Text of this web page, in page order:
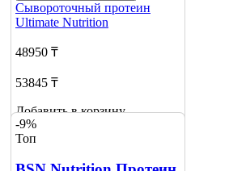
Сывороточный протеин
Ultimate Nutrition
48950 ₸
53845 ₸
Добавить в корзину
2
-9%
Топ